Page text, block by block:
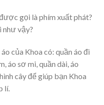
gọi là phím xuất phát?
như vậy?
của Khoa có: quần áo đi
áo sơ mi, quần dài, áo
cây để giúp bạn Khoa
lí.